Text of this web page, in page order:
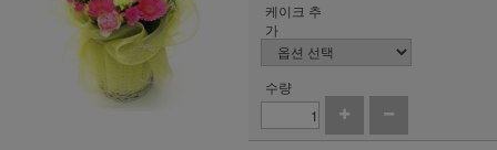
케이크 추
가
수량